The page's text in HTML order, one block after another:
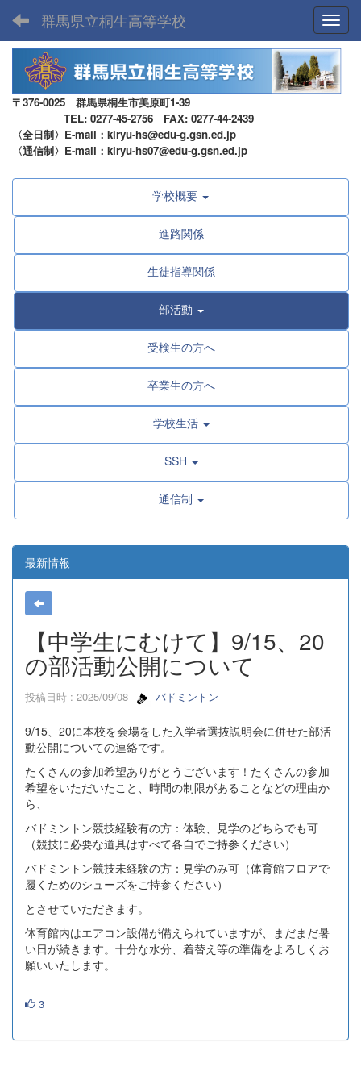
群馬県立桐生高等学校
〒376-0025 群馬県桐生市美原町1-39
TEL: 0277-45-2756 FAX: 0277-44-2439
〈全日制〉E-mail：kiryu-hs@edu-g.gsn.ed.jp
〈通信制〉E-mail：kiryu-hs07@edu-g.gsn.ed.jp
学校概要
進路関係
生徒指導関係
部活動
受検生の方へ
卒業生の方へ
学校生活
SSH
通信制
最新情報
【中学生にむけて】9/15、20
の部活動公開について
投稿日時 : 2025/09/08 バドミントン
9/15、20に本校を会場をした入学者選抜説明会に併せた部活
動公開についての連絡です。
たくさんの参加希望ありがとうございます！たくさんの参加
希望をいただいたこと、時間の制限があることなどの理由か
ら、
バドミントン競技経験有の方：体験、見学のどちらでも可
（競技に必要な道具はすべて各自でご持参ください）
バドミントン競技未経験の方：見学のみ可（体育館フロアで
履くためのシューズをご持参ください）
とさせていただきます。
体育館内はエアコン設備が備えられていますが、まだまだ暑
い日が続きます。十分な水分、着替え等の準備をよろしくお
願いいたします。
3